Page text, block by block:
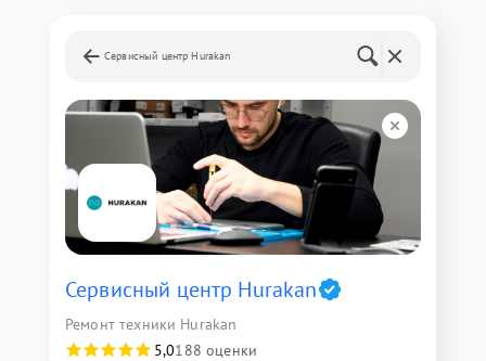
Сервисный центр Hurakan
Сервисный центр Hurakan
Ремонт техники Hurakan
5,0188 оценки